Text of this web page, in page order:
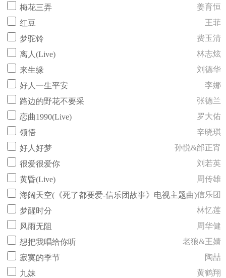
梅花三弄
姜育恒
红豆
王菲
梦驼铃
费玉清
离人(Live)
林志炫
来生缘
刘德华
好人一生平安
李娜
路边的野花不要采
张德兰
恋曲1990(Live)
罗大佑
领悟
辛晓琪
好人好梦
孙悦&邰正宵
很爱很爱你
刘若英
黄昏(Live)
周传雄
海阔天空(《死了都要爱-信乐团故事》电视主题曲)信乐团
梦醒时分
林忆莲
风雨无阻
周华健
想把我唱给你听
老狼&王婧
寂寞的季节
陶喆
九妹
黄鹤翔